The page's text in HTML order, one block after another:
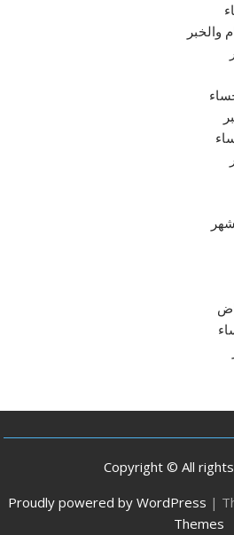
والخبر
Copyright © All
Proudly powered by WordPress |
Themes